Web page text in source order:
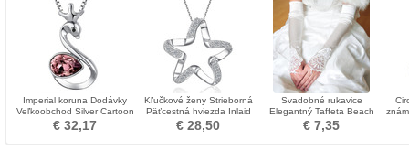
Imperial koruna Dodávky
Veľkoobchod Silver Cartoon
ženy náhrdelník
€ 32,17
Kľučkové ženy Strieborná
Päťcestná hviezda Inlaid
diamantový náhrdelník
€ 28,50
Svadobné rukavice
Elegantný Taffeta Beach
Apply Winter
€ 7,35